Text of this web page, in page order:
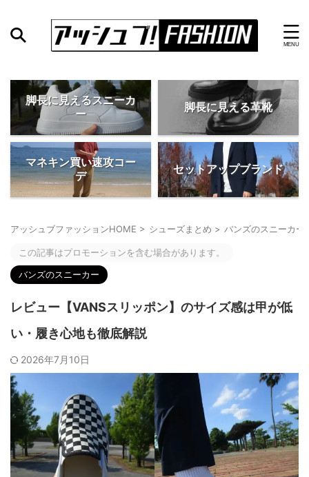
脚長に見えるスニーカ
ー
脚長に見える革靴
マネキン買い速攻コー
デ
セットアップブランド
アッシュブファッションHOME > シューズまとめ > バンズのスニーカー
この記事はプロモーションを含む場合があります。
バンズのスニーカー
レビュー【VANSスリッポン】のサイズ感は甲が低
い・履き心地も徹底解説
2026年7月10日